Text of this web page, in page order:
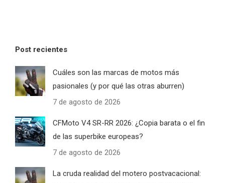
Post recientes
Cuáles son las marcas de motos más
pasionales (y por qué las otras aburren)
7 de agosto de 2026
CFMoto V4 SR-RR 2026: ¿Copia barata o el fin
de las superbike europeas?
7 de agosto de 2026
La cruda realidad del motero postvacacional: